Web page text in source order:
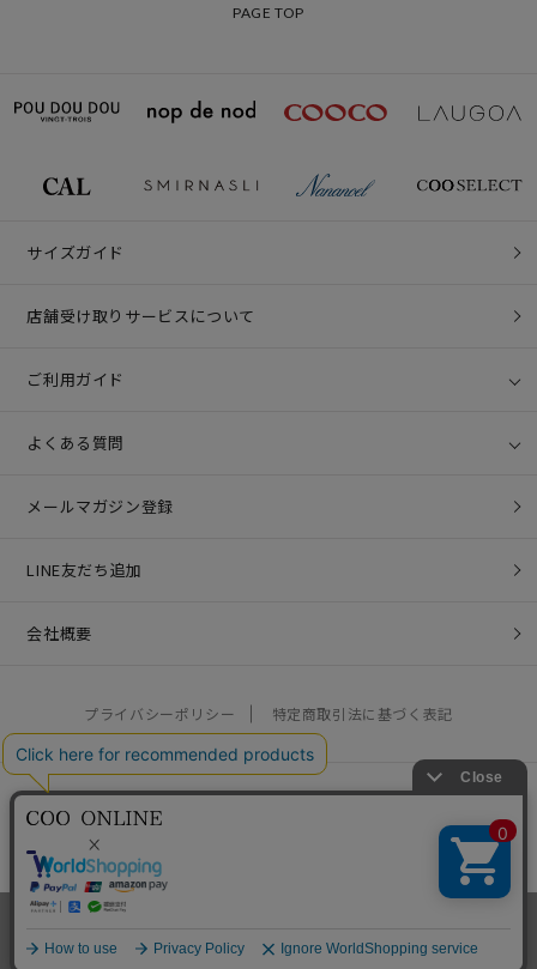
PAGE TOP
サイズガイド
店舗受け取りサービスについて
ご利用ガイド
よくある質問
メールマガジン登録
LINE友だち追加
会社概要
プライバシーポリシー 特定商取引法に基づく表記
営業時間：10:00 - 17:00 / 定休日：土日祝
お問い合わせ：